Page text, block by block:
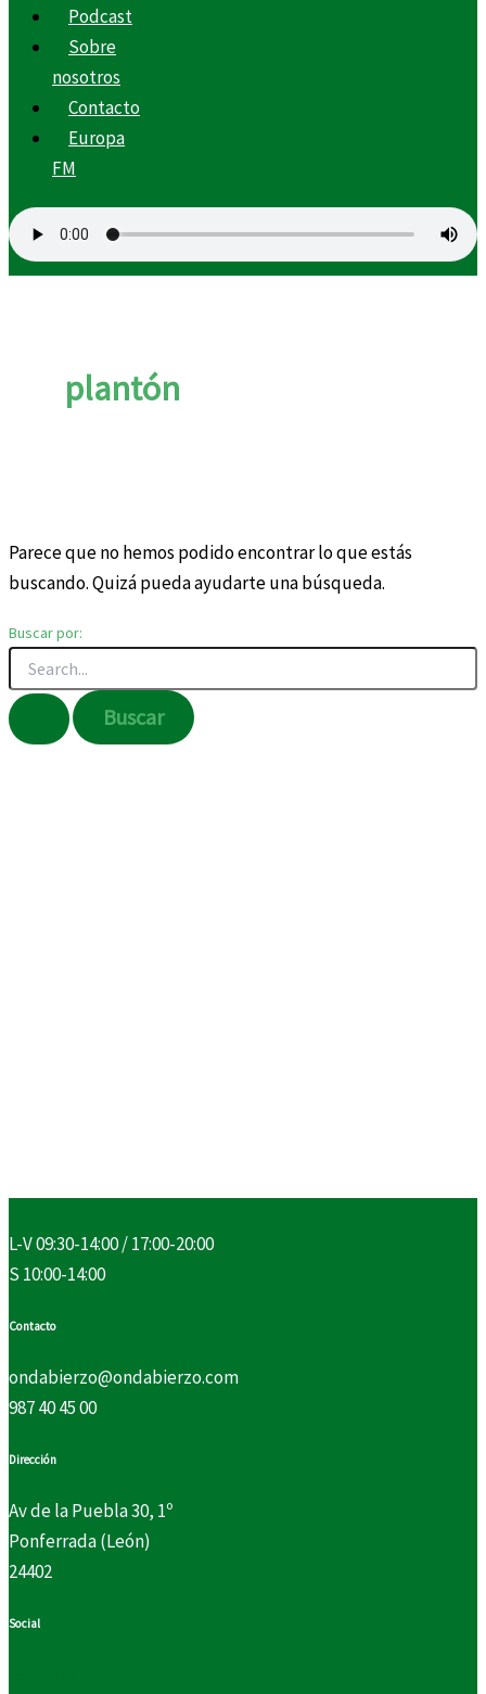
Podcast
Sobre
nosotros
Contacto
Europa
FM
plantón
Parece que no hemos podido encontrar lo que estás
buscando. Quizá pueda ayudarte una búsqueda.
Buscar por:
L-V 09:30-14:00 / 17:00-20:00
S 10:00-14:00
Contacto
ondabierzo@ondabierzo.com
987 40 45 00
Dirección
Av de la Puebla 30, 1º
Ponferrada (León)
24402
Social